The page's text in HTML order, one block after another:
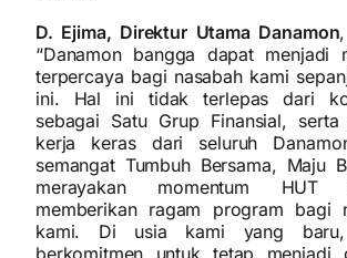
D. Ejima, Direktur Utama Danamon
“Danamon bangga dapat menjadi
terpercaya bagi nasabah kami
ini. Hal ini tidak terlepas dari
sebagai Satu Grup Finansial,
kerja keras dari seluruh
semangat Tumbuh Bersama, Maju
merayakan momentum
memberikan ragam program bagi
kami. Di usia kami yang
berkomitmen untuk tetap menjadi